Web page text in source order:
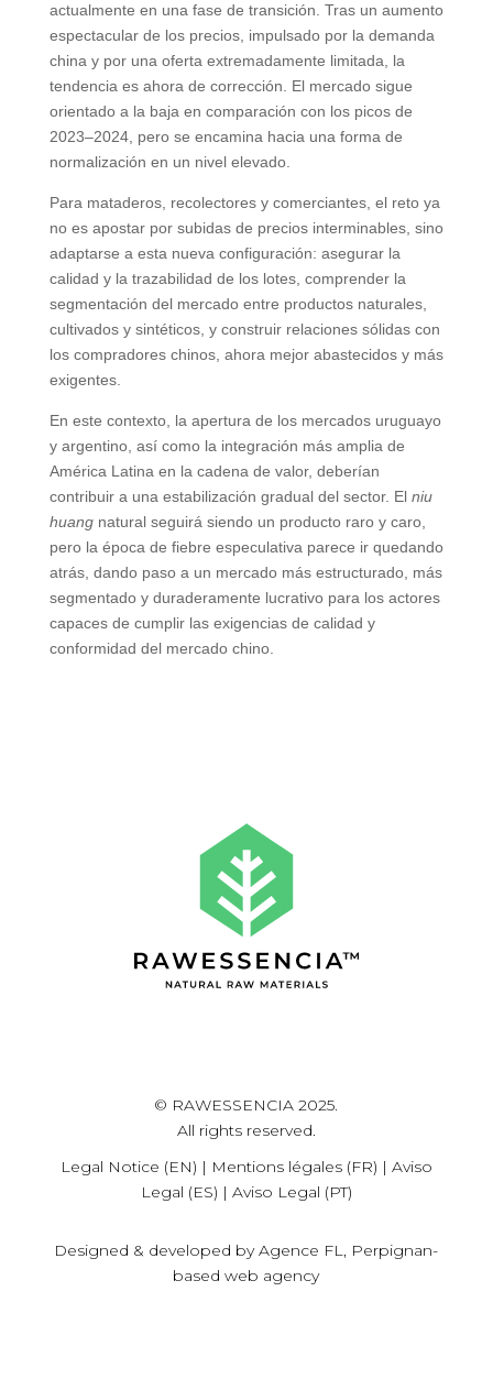
actualmente en una fase de transición. Tras un aumento
espectacular de los precios, impulsado por la demanda
china y por una oferta extremadamente limitada, la
tendencia es ahora de corrección. El mercado sigue
orientado a la baja en comparación con los picos de
2023–2024, pero se encamina hacia una forma de
normalización en un nivel elevado.
Para mataderos, recolectores y comerciantes, el reto ya
no es apostar por subidas de precios interminables, sino
adaptarse a esta nueva configuración: asegurar la
calidad y la trazabilidad de los lotes, comprender la
segmentación del mercado entre productos naturales,
cultivados y sintéticos, y construir relaciones sólidas con
los compradores chinos, ahora mejor abastecidos y más
exigentes.
En este contexto, la apertura de los mercados uruguayo
y argentino, así como la integración más amplia de
América Latina en la cadena de valor, deberían
contribuir a una estabilización gradual del sector. El niu
huangnatural seguirá siendo un producto raro y caro,
pero la época de fiebre especulativa parece ir quedando
atrás, dando paso a un mercado más estructurado, más
segmentado y duraderamente lucrativo para los actores
capaces de cumplir las exigencias de calidad y
conformidad del mercado chino.
© RAWESSENCIA 2025.
All rights reserved.
Legal Notice (EN) | Mentions légales (FR) | Aviso
Legal (ES) | Aviso Legal (PT)
Designed & developed byAgence FL, Perpignan-
based web agency